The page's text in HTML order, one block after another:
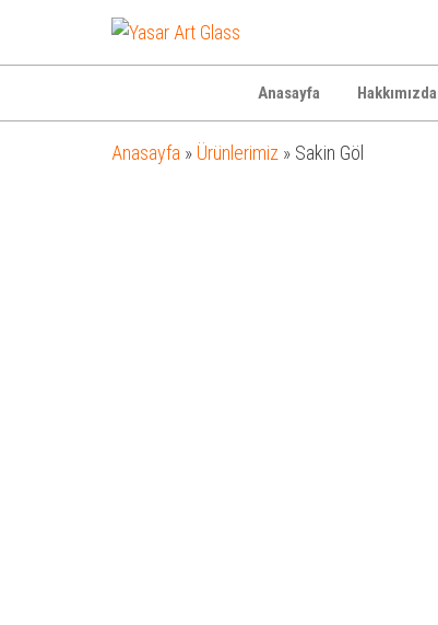
Art
Glass
Anasayfa Hakkımızda
Anasayfa » Ürünlerimiz » Sakin Göl